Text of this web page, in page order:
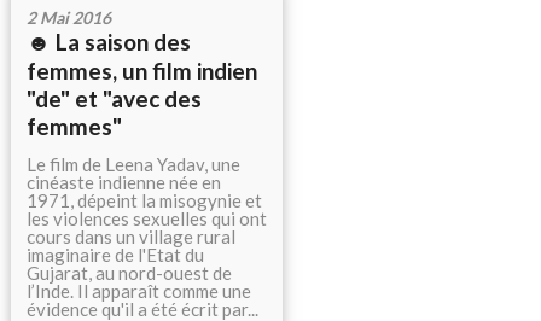
2 Mai 2016
☻ La saison des
femmes, un film indien
"de" et "avec des
femmes"
Le film de Leena Yadav, une
cinéaste indienne née en
1971, dépeint la misogynie et
les violences sexuelles qui ont
cours dans un village rural
imaginaire de l'Etat du
Gujarat, au nord-ouest de
l’Inde. Il apparaît comme une
évidence qu'il a été écrit par...